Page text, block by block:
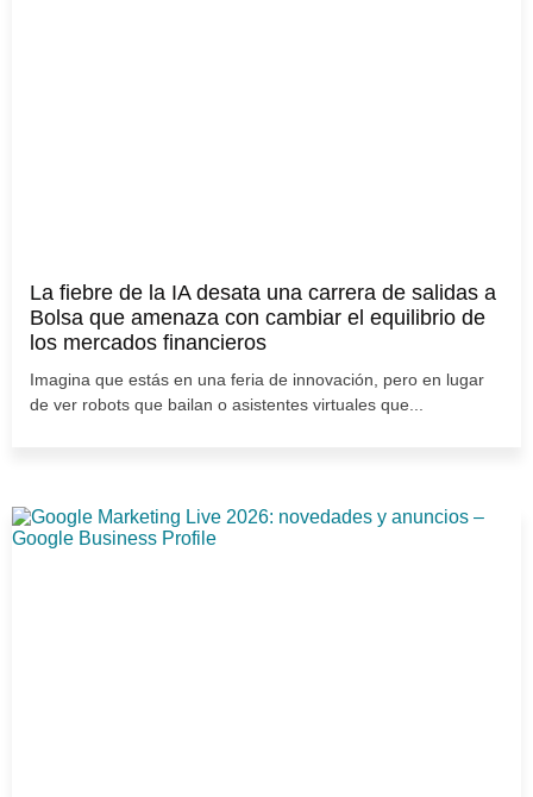
La fiebre de la IA desata una carrera de salidas a
Bolsa que amenaza con cambiar el equilibrio de
los mercados financieros
Imagina que estás en una feria de innovación, pero en lugar
de ver robots que bailan o asistentes virtuales que...